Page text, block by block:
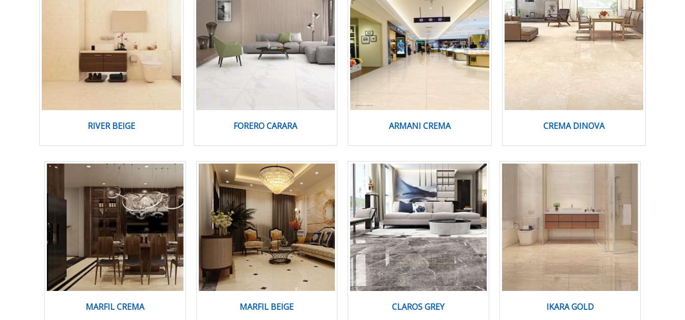
RIVER BEIGE FORERO CARARA ARMANI CREMA CREMA DINOVA
MARFIL CREMA MARFIL BEIGE CLAROS GREY IKARA GOLD